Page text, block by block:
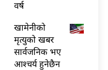
वर्ष
खामेनीको
मृत्युको खबर
सार्वजनिक भए
आश्चर्य हुनेछैन